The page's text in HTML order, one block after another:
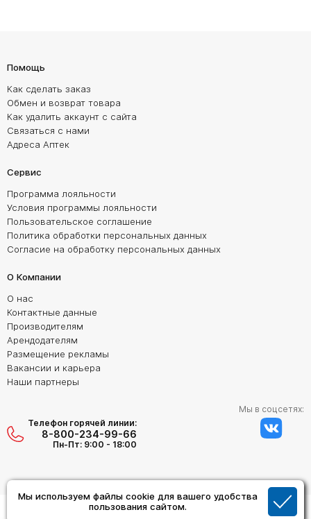
Мы используем файлы cookie для вашего удобства
пользования сайтом.
Помощь
Как сделать заказ
Обмен и возврат товара
Как удалить аккаунт с сайта
Связаться с нами
Адреса Аптек
Сервис
Программа лояльности
Условия программы лояльности
Пользовательское соглашение
Политика обработки персональных данных
Согласие на обработку персональных данных
О Компании
О нас
Контактные данные
Производителям
Арендодателям
Размещение рекламы
Вакансии и карьера
Наши партнеры
Телефон горячей линии:
8-800-234-99-66
Пн-Пт: 9:00 - 18:00
Мы в соцсетях: